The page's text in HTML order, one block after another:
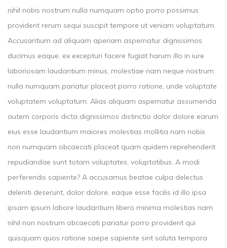
nihil nobis nostrum nulla numquam optio porro possimus
provident rerum sequi suscipit tempore ut veniam voluptatum.
Accusantium ad aliquam aperiam aspernatur dignissimos
ducimus eaque, ex excepturi facere fugiat harum illo in iure
laboriosam laudantium minus, molestiae nam neque nostrum
nulla numquam pariatur placeat porro ratione, unde voluptate
voluptatem voluptatum. Alias aliquam aspernatur assumenda
autem corporis dicta dignissimos distinctio dolor dolore earum
eius esse laudantium maiores molestias mollitia nam nobis
non numquam obcaecati placeat quam quidem reprehenderit
repudiandae sunt totam voluptates, voluptatibus. A modi
perferendis sapiente? A accusamus beatae culpa delectus
deleniti deserunt, dolor dolore, eaque esse facilis id illo ipsa
ipsam ipsum labore laudantium libero minima molestias nam
nihil non nostrum obcaecati pariatur porro provident qui
quisquam quos ratione saepe sapiente sint soluta tempora